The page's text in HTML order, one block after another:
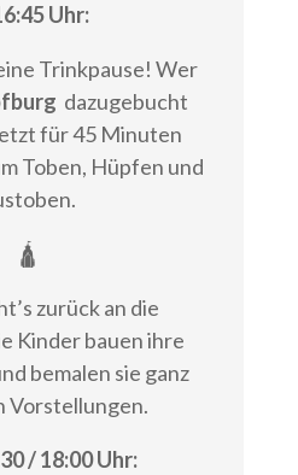
Uhr:
Trinkpause! Wer
dazugebucht
für 45 Minuten
Toben, Hüpfen und
🛕
zurück an die
Kinder bauen ihre
bemalen sie ganz
Vorstellungen.
/ 18:00 Uhr: